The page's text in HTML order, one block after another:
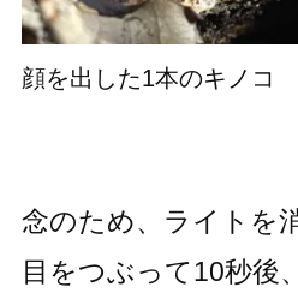
顔を出した1本のキノコ
念のため、ライトを
目をつぶって10秒後